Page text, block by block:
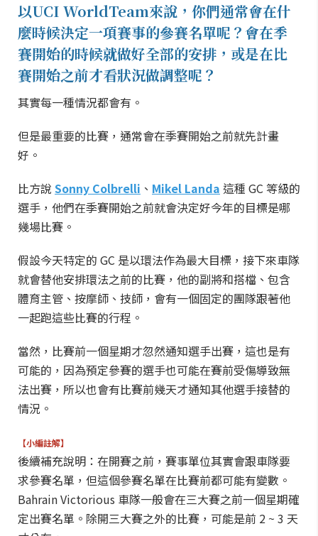
以UCI WorldTeam來說，你們通常會在什
麼時候決定一項賽事的參賽名單呢？會在季
賽開始的時候就做好全部的安排，或是在比
賽開始之前才看狀況做調整呢？
其實每一種情況都會有。
但是最重要的比賽，通常會在季賽開始之前就先計畫
好。
比方說 Sonny Colbrelli 、 Mikel Landa 這種 GC 等級的
選手，他們在季賽開始之前就會決定好今年的目標是哪
幾場比賽。
假設今天特定的 GC 是以環法作為最大目標，接下來車隊
就會替他安排環法之前的比賽，他的副將和搭檔、包含
體育主管、按摩師、技師，會有一個固定的團隊跟著他
一起跑這些比賽的行程。
當然，比賽前一個星期才忽然通知選手出賽，這也是有
可能的，因為預定參賽的選手也可能在賽前受傷導致無
法出賽，所以也會有比賽前幾天才通知其他選手接替的
情況。
【小編註解】
後續補充說明：在開賽之前，賽事單位其實會跟車隊要
求參賽名單，但這個參賽名單在比賽前都可能有變數。
Bahrain Victorious 車隊一般會在三大賽之前一個星期確
定出賽名單。除開三大賽之外的比賽，可能是前 2 ~ 3 天